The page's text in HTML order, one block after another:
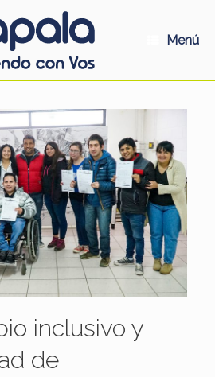
Menú
inclusivo y
de